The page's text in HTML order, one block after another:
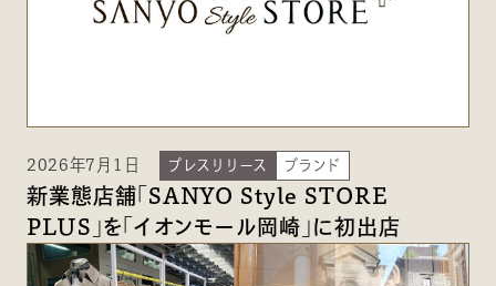
2026年7月1日 プレスリリース ブランド
新業態店舗「SANYO Style STORE
PLUS」を「イオンモール岡崎」に初出店